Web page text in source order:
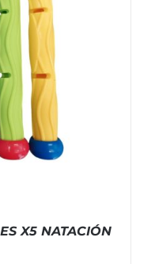
ESTE
PRODUCTO
TIENE
MÚLTIPLES
VARIANTES.
ELEGIR
DETALLES
X5 NATACIÓN